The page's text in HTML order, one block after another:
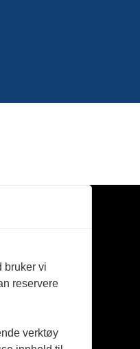
bruker vi
reservere
verktøy